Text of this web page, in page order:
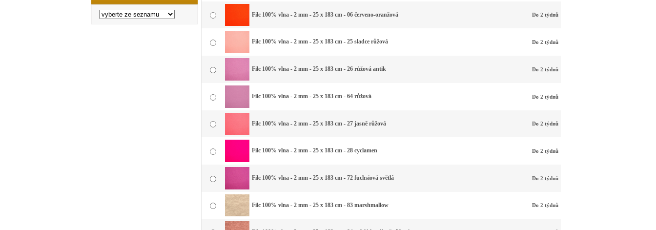
Filc 100% vlna - 2 mm - 25 x 183 cm - 06 červeno-oranžová Do 2 týdnů
Filc 100% vlna - 2 mm - 25 x 183 cm - 25 sladce růžová Do 2 týdnů
Filc 100% vlna - 2 mm - 25 x 183 cm - 26 růžová antik Do 2 týdnů
Filc 100% vlna - 2 mm - 25 x 183 cm - 64 růžová Do 2 týdnů
Filc 100% vlna - 2 mm - 25 x 183 cm - 27 jasně růžová Do 2 týdnů
Filc 100% vlna - 2 mm - 25 x 183 cm - 28 cyclamen Do 2 týdnů
Filc 100% vlna - 2 mm - 25 x 183 cm - 72 fuchsiová světlá Do 2 týdnů
Filc 100% vlna - 2 mm - 25 x 183 cm - 83 marshmallow Do 2 týdnů